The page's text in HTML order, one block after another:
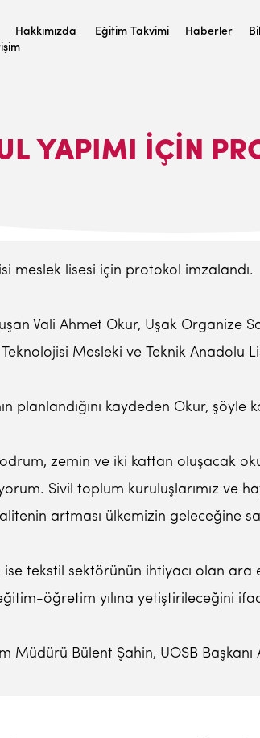
Hakkımızda Eğitim Takvimi Haberler
YAPIMI İÇIN
meslek lisesi için protokol imzalandı.
Vali Ahmet Okur, Uşak Organize
Mesleki ve Teknik Anadolu
planlandığını kaydeden Okur, şöyle
zemin ve iki kattan oluşacak
Sivil toplum kuruluşlarımız ve
artması ülkemizin geleceğine
tekstil sektörünün ihtiyacı olan
öğretim yılına yetiştirileceğini
Müdürü Bülent Şahin, UOSB